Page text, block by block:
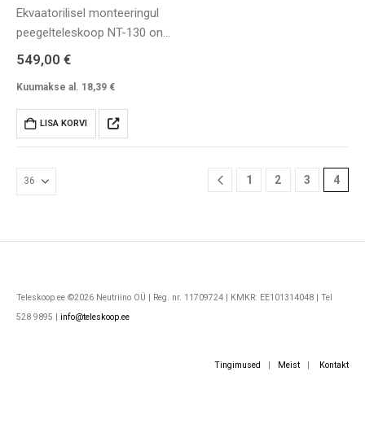
Ekvaatorilisel monteeringul
peegelteleskoop NT-130 on
üks enim ostetud teleskoope
ohtralt kraatreid, Saturni
rõngaid, Jupiteri kuulsaid kuid
ja pilvevööndeid. Sobib
alustavale
astronoomiahuvilisele ning
549,00 €
Kuumakse al. 18,39 €
LISA KORVI
1 2 3 4
Teleskoop.ee ©2026 Neutriino OÜ | Reg. nr. 11709724 | KMKR: EE101314048 | Tel
528 9895 | info@teleskoop.ee
Tingimused Meist Kontakt